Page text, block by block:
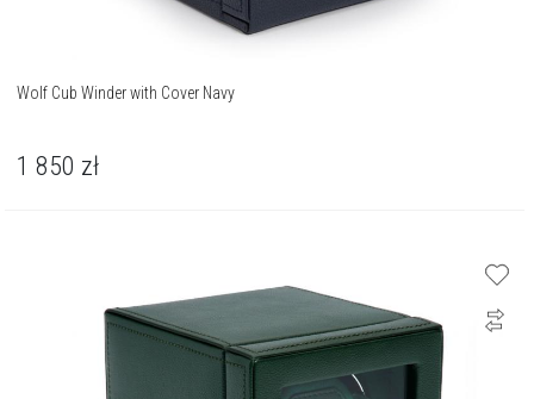
Wolf Cub Winder with Cover Navy
1 850 zł